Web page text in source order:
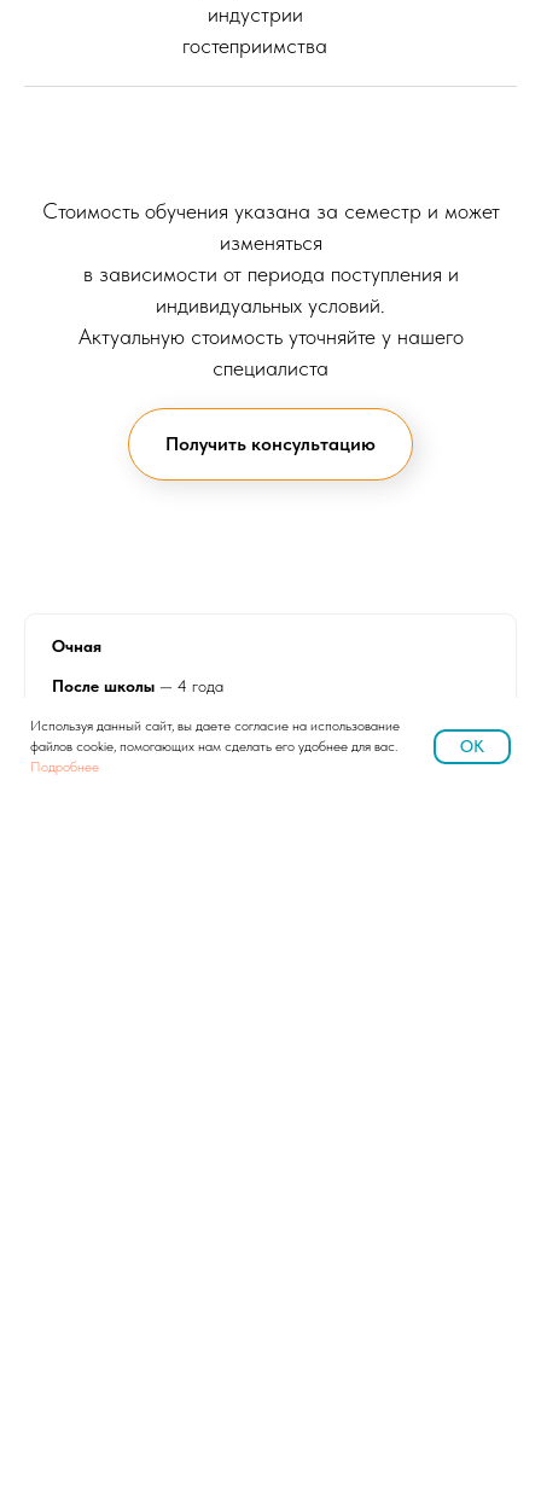
индустрии
гостеприимства
Стоимость обучения указана за семестр и может
изменяться
в зависимости от периода поступления и
индивидуальных условий.
Актуальную стоимость уточняйте у нашего
специалиста
Получить консультацию
Очная
После школы — 4 года
рассмотрением индивидуального учебного плана)
Используя данный сайт, вы даете согласие на использование
файлов cookie, помогающих нам сделать его удобнее для вас.
Подробнее
OK